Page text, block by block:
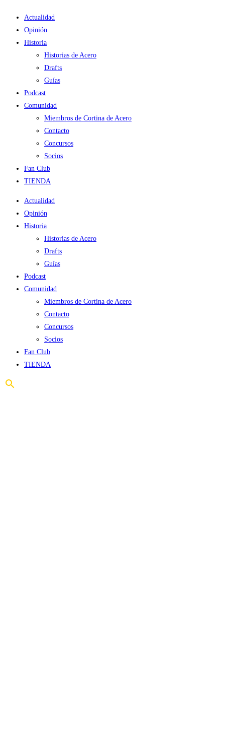
contenido
Actualidad
Opinión
Historia
Historias de Acero
Drafts
Guías
Podcast
Comunidad
Miembros de Cortina de Acero
Contacto
Concursos
Socios
Fan Club
TIENDA
Actualidad
Opinión
Historia
Historias de Acero
Drafts
Guías
Podcast
Comunidad
Miembros de Cortina de Acero
Contacto
Concursos
Socios
Fan Club
TIENDA